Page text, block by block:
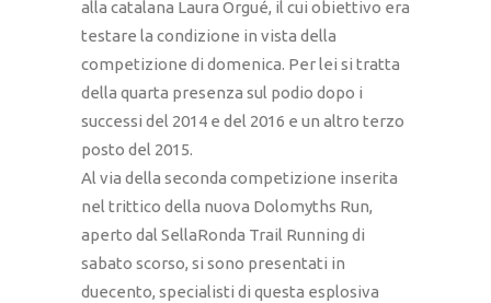
alla catalana Laura Orgué, il cui obiettivo era
testare la condizione in vista della
competizione di domenica. Per lei si tratta
della quarta presenza sul podio dopo i
successi del 2014 e del 2016 e un altro terzo
posto del 2015.
Al via della seconda competizione inserita
nel trittico della nuova Dolomyths Run,
aperto dal SellaRonda Trail Running di
sabato scorso, si sono presentati in
duecento, specialisti di questa esplosiva